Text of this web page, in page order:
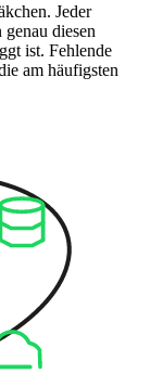
Jeder
diesen
ist. Fehlende
am häufigsten